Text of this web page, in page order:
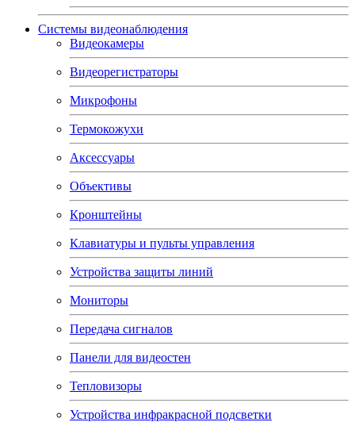
Системы видеонаблюдения
Видеокамеры
Видеорегистраторы
Микрофоны
Термокожухи
Аксессуары
Объективы
Кронштейны
Клавиатуры и пульты управления
Устройства защиты линий
Мониторы
Передача сигналов
Панели для видеостен
Тепловизоры
Устройства инфракрасной подсветки